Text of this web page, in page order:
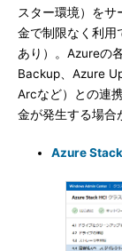
スター環境）を
金で制限なく利用
あり）。Azureの
Backup、Azure
Arcなど）との連
金が発生する場合
Azure